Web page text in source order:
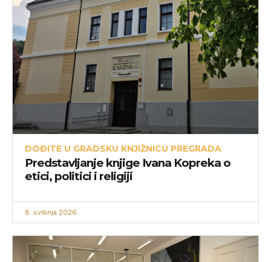
DOĐITE U GRADSKU KNJIŽNICU PREGRADA
Predstavljanje knjige Ivana Kopreka o
etici, politici i religiji
8. svibnja 2026.